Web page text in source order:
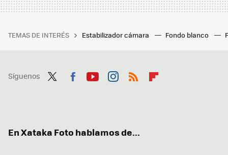
TEMAS DE INTERÉS Estabilizador cámara Fondo blanco
Síguenos
En Xataka Foto hablamos de...